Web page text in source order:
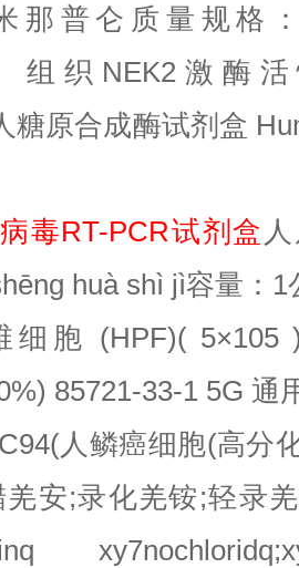
那普仑质量规格
组织 NEK2激酶活
糖原合成酶试剂盒
毒RT-PCR试剂盒
ēng huàshì jì容量： 1
细胞 (HPF)( 5×105
85721-33-1 5G 通
人鳞癌细胞(高分
安;录化羌铵;轻录